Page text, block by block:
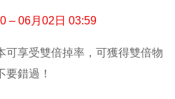
– 06月02日 03:59
可享受雙倍掉率，可獲得雙倍物
錯過！